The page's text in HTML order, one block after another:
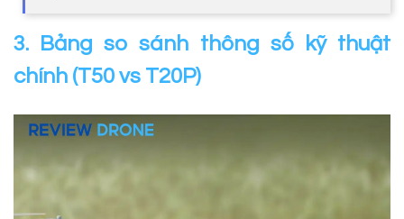
3. Bảng so sánh thông số kỹ thuật
chính (T50 vs T20P)